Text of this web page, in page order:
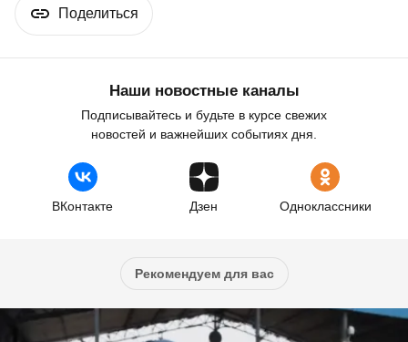
Поделиться
Наши новостные каналы
Подписывайтесь и будьте в курсе свежих
новостей и важнейших событиях дня.
ВКонтакте Дзен Одноклассники
Рекомендуем для вас